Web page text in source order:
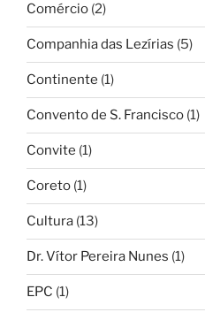
Comércio (2)
Companhia das Lezírias (5)
Continente (1)
Convento de S. Francisco (1)
Convite (1)
Coreto (1)
Cultura (13)
Dr. Vítor Pereira Nunes (1)
EPC (1)